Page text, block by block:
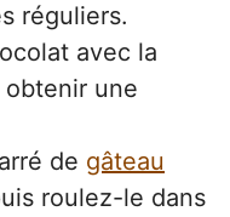
réguliers.
avec la
une
de gâteau
roulez-le dans